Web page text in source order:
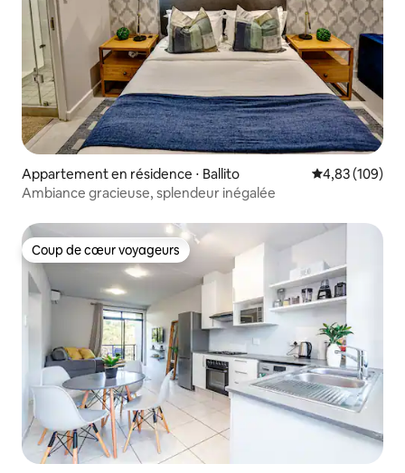
Appartement en résidence ⋅ Ballito Évaluation
4,83 (109)
Ambiance gracieuse, splendeur inégalée
Coup de cœur voyageurs
Coup de cœur voyageurs